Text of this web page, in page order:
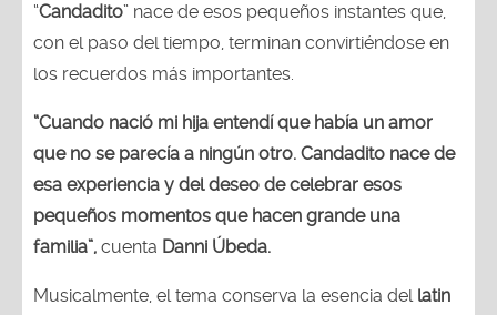
“Candadito” nace de esos pequeños instantes que,
con el paso del tiempo, terminan convirtiéndose en
los recuerdos más importantes.
“Cuando nació mi hija entendí que había un amor
que no se parecía a ningún otro. Candadito nace de
esa experiencia y del deseo de celebrar esos
pequeños momentos que hacen grande una
familia”, cuenta Danni Úbeda.
Musicalmente, el tema conserva la esencia del latin